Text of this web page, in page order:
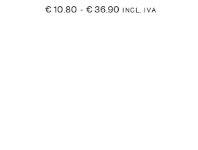
€10.80 - €36.90 INCL. IVA